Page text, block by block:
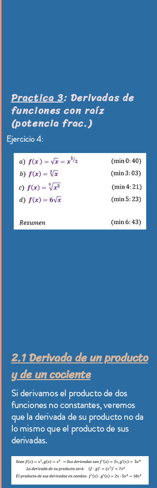
Practica 3: Derivadas de
funciones con raíz
(potencia frac.)​
Ejercicio 4:
2.1 Derivada de un producto
y de un cociente
Si derivamos el producto de dos
funciones no constantes, veremos
que la derivada de su producto no da
lo mismo que el producto de sus
derivadas.